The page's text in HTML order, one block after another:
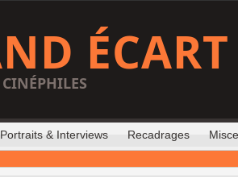
ÉCART
Portraits & Interviews Recadrages